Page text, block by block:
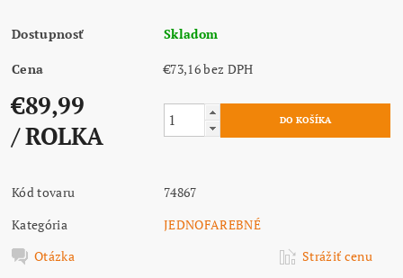
Dostupnosť Skladom
Cena €73,16 bez DPH
€89,99
/ ROLKA
Kód tovaru
74867
Kategória
JEDNOFAREBNÉ
Otázka
Strážiť cenu